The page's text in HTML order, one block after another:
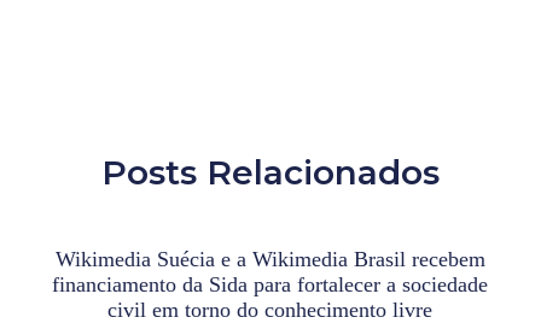
Posts Relacionados
Wikimedia Suécia e a Wikimedia Brasil recebem
financiamento da Sida para fortalecer a sociedade
civil em torno do conhecimento livre